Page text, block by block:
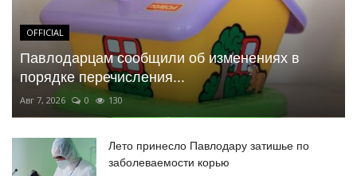
OFFICIAL
Павлодарцам сообщили об изменениях в
порядке перечисления...
Авг 7, 2026 0 130
Лето принесло Павлодару затишье по
заболеваемости корью